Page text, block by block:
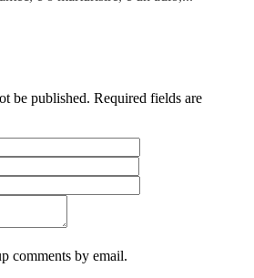
be published. Required fields are
comments by email.